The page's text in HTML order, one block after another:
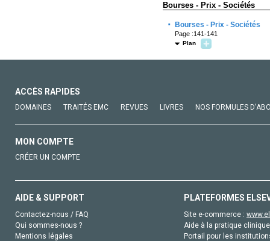
Bourses - Prix - Sociétés
· Bourses - Prix - Sociétés
Page :141-141
Plan
ACCÈS RAPIDES
DOMAINES TRAITÉS EMC REVUES LIVRES NOS FORMULES
MON COMPTE
CRÉER UN COMPTE
AIDE & SUPPORT
Contactez-nous / FAQ
Qui sommes-nous ?
Mentions légales
PLATEFORMES
Site e-commerce :
Aide à la pratique
Portail pour les